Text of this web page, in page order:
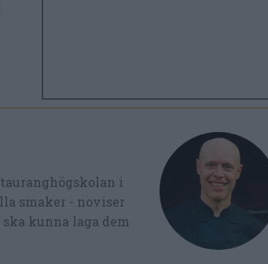
i
smaker - noviser
kunna laga dem